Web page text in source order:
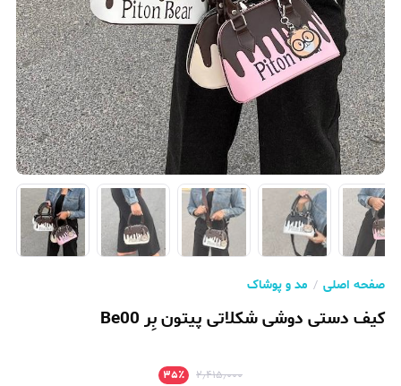
صفحه اصلی مد و پوشاک
کیف دستی دوشی شکلاتی پیتون بِر Be00
۲٫۴۱۵٫۰۰۰ ۳۵٪